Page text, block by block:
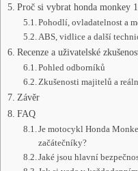
Proč si vybrat honda monkey
Pohodlí, ovladatelnost a
ABS, vidlice a další
Recenze a uživatelské
Pohled odborníků
Zkušenosti majitelů a
Závěr
FAQ
Je motocykl Honda
začátečníky?
Jaké jsou hlavní